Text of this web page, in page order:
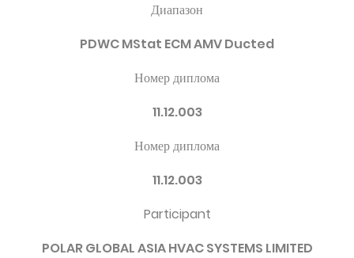
Диапазон
PDWC MStat ECM AMV Ducted
Номер диплома
11.12.003
Номер диплома
11.12.003
Participant
POLAR GLOBAL ASIA HVAC SYSTEMS LIMITED